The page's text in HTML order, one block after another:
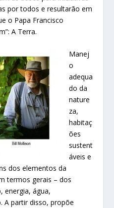
por todos e resultarão em
o Papa Francisco
A Terra.
Manej
o
adequa
do da
nature
za,
habitaç
ões
sustent
áveis e
dos elementos da
termos gerais – dos
energia, água,
A partir disso, propõe